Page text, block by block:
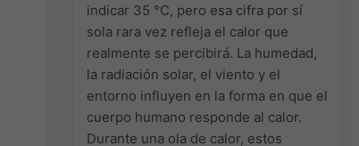
indicar 35 °C, pero esa cifra por sí
sola rara vez refleja el calor que
realmente se percibirá. La humedad,
la radiación solar, el viento y el
entorno influyen en la forma en que el
cuerpo humano responde al calor.
Durante una ola de calor, estos